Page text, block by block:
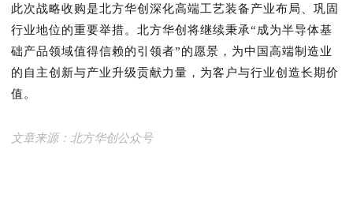
此次战略收购是北方华创深化高端工艺装备产业布局、巩固
行业地位的重要举措。北方华创将继续秉承“成为半导体基
础产品领域值得信赖的引领者”的愿景，为中国高端制造业
的自主创新与产业升级贡献力量，为客户与行业创造长期价
值。
文章来源：北方华创公众号